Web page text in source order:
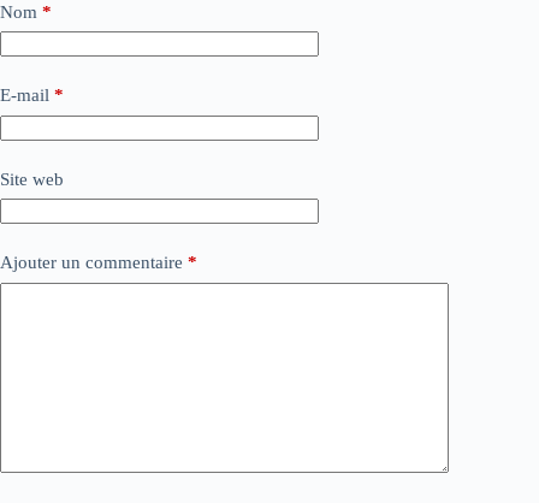
Nom *
E-mail *
Site web
Ajouter un commentaire *